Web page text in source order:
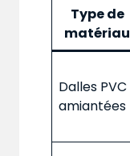
Type de
matériau
Dalles PVC
amiantées